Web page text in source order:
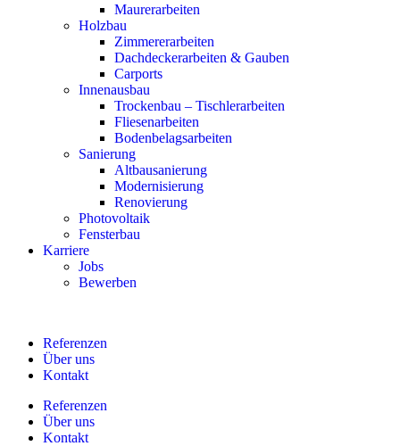
Maurerarbeiten
Holzbau
Zimmererarbeiten
Dachdeckerarbeiten & Gauben
Carports
Innenausbau
Trockenbau – Tischlerarbeiten
Fliesenarbeiten
Bodenbelagsarbeiten
Sanierung
Altbausanierung
Modernisierung
Renovierung
Photovoltaik
Fensterbau
Karriere
Jobs
Bewerben
Referenzen
Über uns
Kontakt
Referenzen
Über uns
Kontakt